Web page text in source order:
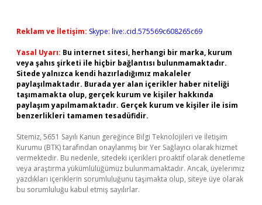
Reklam ve İletişim: Skype: live:.cid.575569c608265c69
Yasal Uyarı: Bu internet sitesi, herhangi bir marka, kurum
veya şahıs şirketi ile hiçbir bağlantısı bulunmamaktadır.
Sitede yalnızca kendi hazırladığımız makaleler
paylaşılmaktadır. Burada yer alan içerikler haber niteliği
taşımamakta olup, gerçek kurum ve kişiler hakkında
paylaşım yapılmamaktadır. Gerçek kurum ve kişiler ile isim
benzerlikleri tamamen tesadüfidir.
Sitemiz, 5651 Sayılı Kanun gereğince Bilgi Teknolojileri ve İletişim
Kurumu (BTK) tarafından onaylanmış bir Yer Sağlayıcı olarak hizmet
vermektedir. Bu nedenle, sitedeki içerikleri proaktif olarak denetleme
veya araştırma yükümlülüğümüz bulunmamaktadır. Ancak, üyelerimiz
yazdıkları içeriklerin sorumluluğunu taşımakta olup, siteye üye olarak
bu sorumluluğu kabul etmiş sayılırlar.